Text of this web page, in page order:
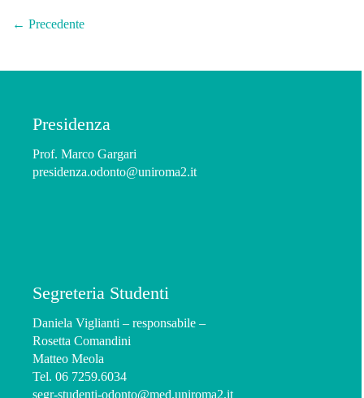
← Precedente
Presidenza
Prof. Marco Gargari
presidenza.odonto@uniroma2.it
Segreteria Studenti
Daniela Viglianti – responsabile –
Rosetta Comandini
Matteo Meola
Tel. 06 7259.6034
segr-studenti-odonto@med.uniroma2.it